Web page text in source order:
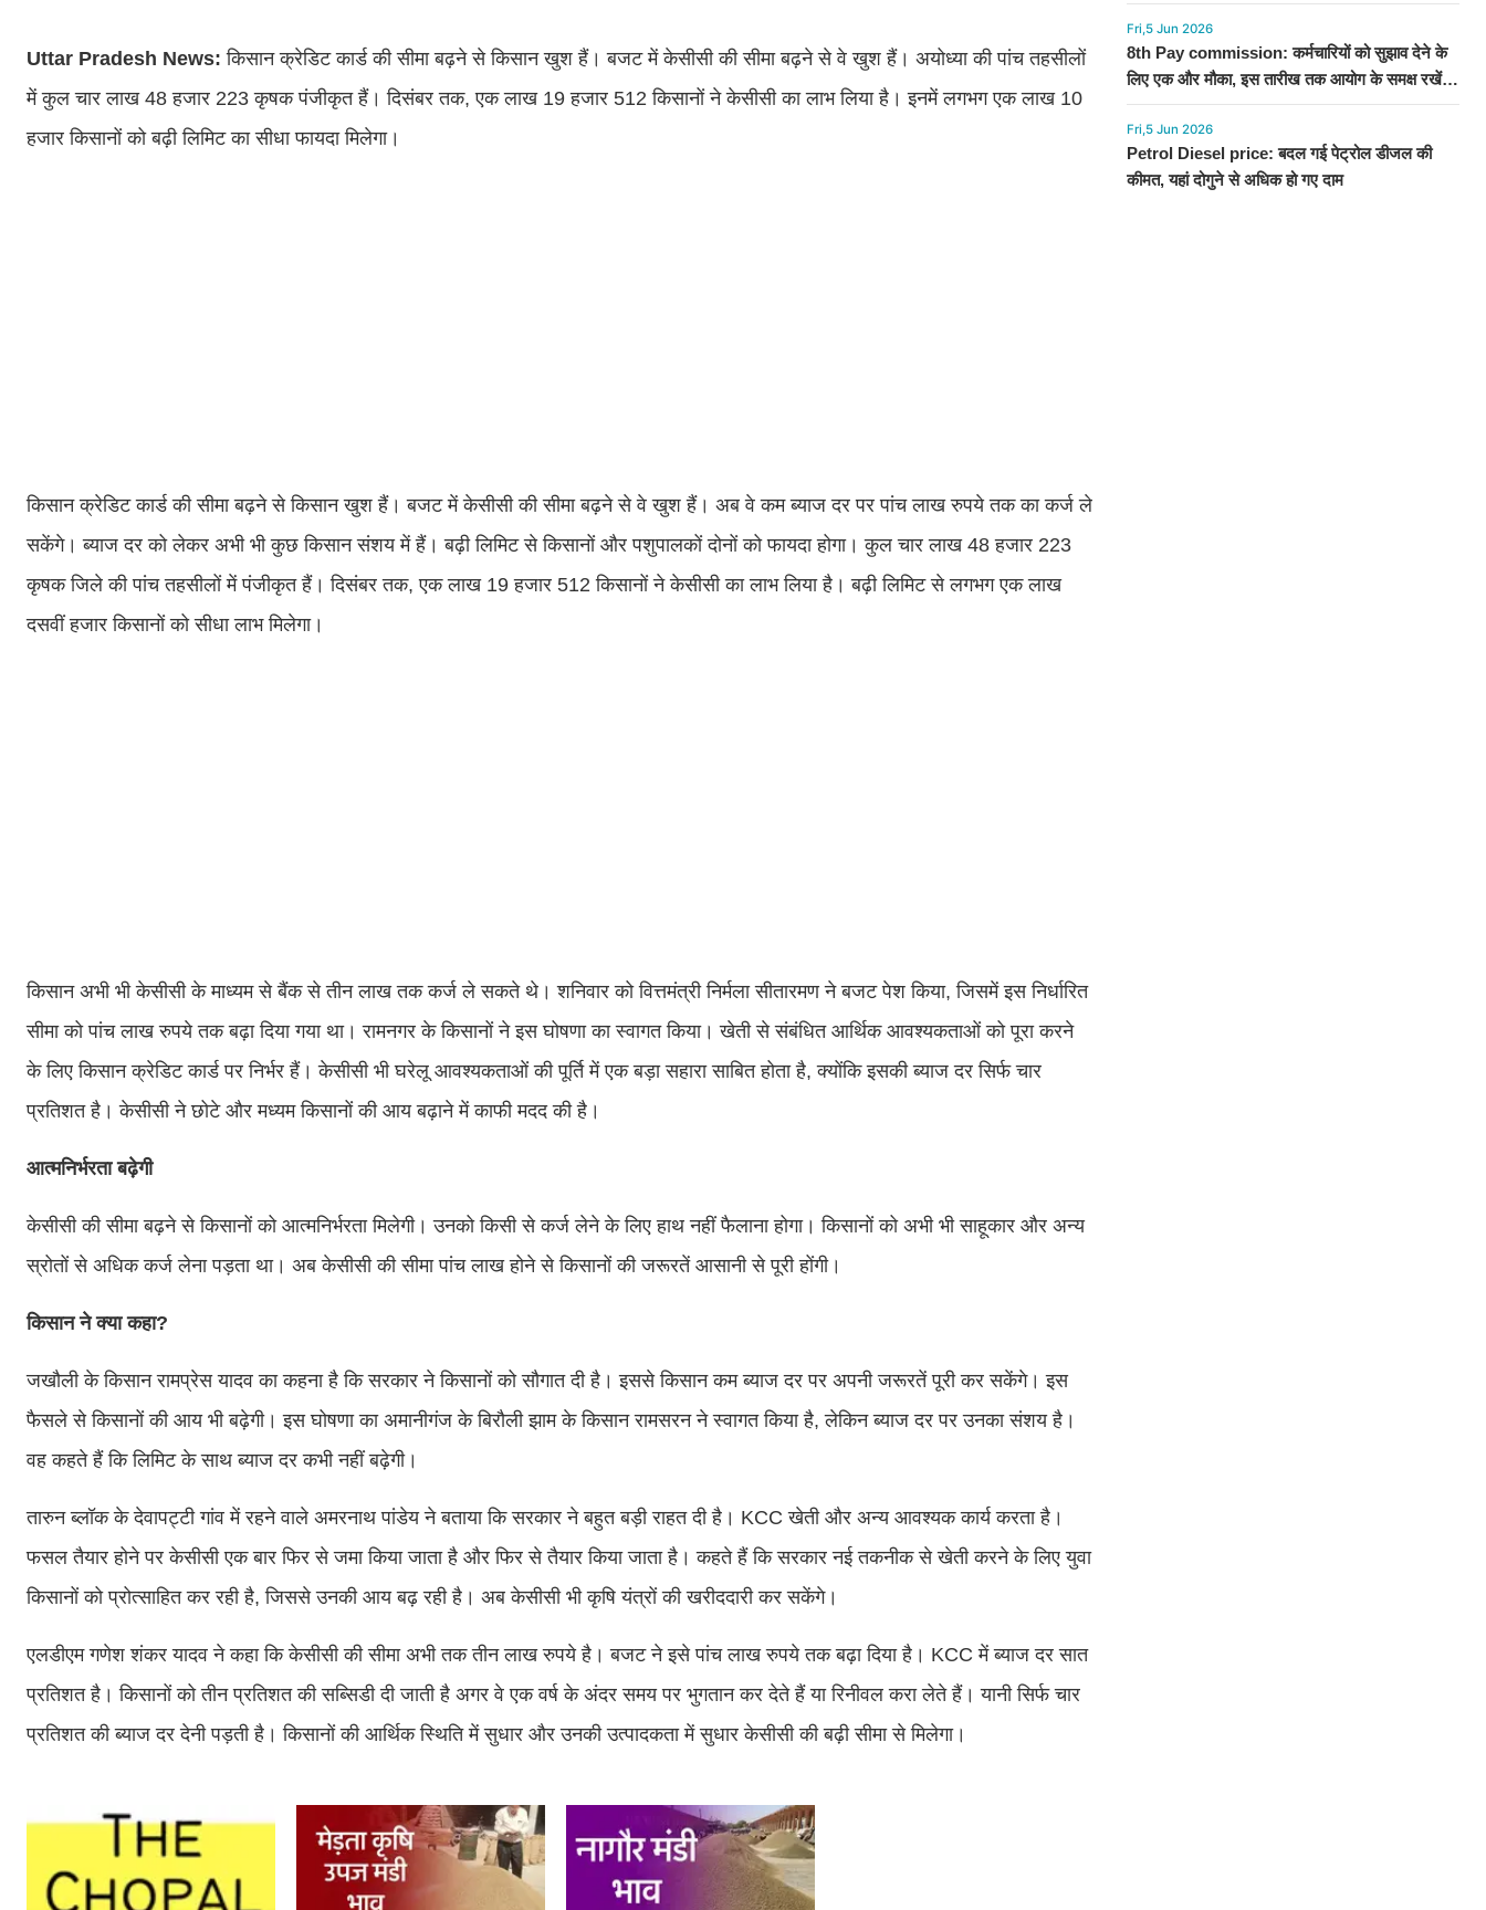
Uttar Pradesh News:किसान क्रेडिट कार्ड की सीमा बढ़ने से किसान खुश हैं। बजट में केसीसी की सीमा बढ़ने से वे खुश हैं। अयोध्या की पांच तहसीलों
में कुल चार लाख 48 हजार 223 कृषक पंजीकृत हैं। दिसंबर तक, एक लाख 19 हजार 512 किसानों ने केसीसी का लाभ लिया है। इनमें लगभग एक लाख 10
हजार किसानों को बढ़ी लिमिट का सीधा फायदा मिलेगा।
किसान क्रेडिट कार्ड की सीमा बढ़ने से किसान खुश हैं। बजट में केसीसी की सीमा बढ़ने से वे खुश हैं। अब वे कम ब्याज दर पर पांच लाख रुपये तक का कर्ज ले
सकेंगे। ब्याज दर को लेकर अभी भी कुछ किसान संशय में हैं। बढ़ी लिमिट से किसानों और पशुपालकों दोनों को फायदा होगा। कुल चार लाख 48 हजार 223
कृषक जिले की पांच तहसीलों में पंजीकृत हैं। दिसंबर तक, एक लाख 19 हजार 512 किसानों ने केसीसी का लाभ लिया है। बढ़ी लिमिट से लगभग एक लाख
दसवीं हजार किसानों को सीधा लाभ मिलेगा।
किसान अभी भी केसीसी के माध्यम से बैंक से तीन लाख तक कर्ज ले सकते थे। शनिवार को वित्तमंत्री निर्मला सीतारमण ने बजट पेश किया, जिसमें इस निर्धारित
सीमा को पांच लाख रुपये तक बढ़ा दिया गया था। रामनगर के किसानों ने इस घोषणा का स्वागत किया। खेती से संबंधित आर्थिक आवश्यकताओं को पूरा करने
के लिए किसान क्रेडिट कार्ड पर निर्भर हैं। केसीसी भी घरेलू आवश्यकताओं की पूर्ति में एक बड़ा सहारा साबित होता है, क्योंकि इसकी ब्याज दर सिर्फ चार
प्रतिशत है। केसीसी ने छोटे और मध्यम किसानों की आय बढ़ाने में काफी मदद की है।
आत्मनिर्भरता बढ़ेगी
केसीसी की सीमा बढ़ने से किसानों को आत्मनिर्भरता मिलेगी। उनको किसी से कर्ज लेने के लिए हाथ नहीं फैलाना होगा। किसानों को अभी भी साहूकार और अन्य
स्रोतों से अधिक कर्ज लेना पड़ता था। अब केसीसी की सीमा पांच लाख होने से किसानों की जरूरतें आसानी से पूरी होंगी।
किसान ने क्या कहा?
जखौली के किसान रामप्रेस यादव का कहना है कि सरकार ने किसानों को सौगात दी है। इससे किसान कम ब्याज दर पर अपनी जरूरतें पूरी कर सकेंगे। इस
फैसले से किसानों की आय भी बढ़ेगी। इस घोषणा का अमानीगंज के बिरौली झाम के किसान रामसरन ने स्वागत किया है, लेकिन ब्याज दर पर उनका संशय है।
वह कहते हैं कि लिमिट के साथ ब्याज दर कभी नहीं बढ़ेगी।
तारुन ब्लॉक के देवापट्टी गांव में रहने वाले अमरनाथ पांडेय ने बताया कि सरकार ने बहुत बड़ी राहत दी है। KCC खेती और अन्य आवश्यक कार्य करता है।
फसल तैयार होने पर केसीसी एक बार फिर से जमा किया जाता है और फिर से तैयार किया जाता है। कहते हैं कि सरकार नई तकनीक से खेती करने के लिए युवा
किसानों को प्रोत्साहित कर रही है, जिससे उनकी आय बढ़ रही है। अब केसीसी भी कृषि यंत्रों की खरीददारी कर सकेंगे।
एलडीएम गणेश शंकर यादव ने कहा कि केसीसी की सीमा अभी तक तीन लाख रुपये है। बजट ने इसे पांच लाख रुपये तक बढ़ा दिया है। KCC में ब्याज दर सात
प्रतिशत है। किसानों को तीन प्रतिशत की सब्सिडी दी जाती है अगर वे एक वर्ष के अंदर समय पर भुगतान कर देते हैं या रिनीवल करा लेते हैं। यानी सिर्फ चार
प्रतिशत की ब्याज दर देनी पड़ती है। किसानों की आर्थिक स्थिति में सुधार और उनकी उत्पादकता में सुधार केसीसी की बढ़ी सीमा से मिलेगा।
Fri,5 Jun 2026
8th Pay commission: कर्मचारियों को सुझाव देने के
लिए एक और मौका, इस तारीख तक आयोग के समक्ष रखें
अपनी बात
Fri,5 Jun 2026
Petrol Diesel price: बदल गई पेट्रोल डीजल की
कीमत, यहां दोगुने से अधिक हो गए दाम